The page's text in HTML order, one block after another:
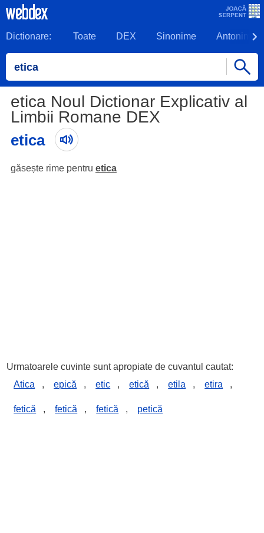
Dictionare: Toate DEX Sinonime Antonime
etica Noul Dictionar Explicativ al
Limbii Romane DEX
etica
găsește rime pentru etica
Urmatoarele cuvinte sunt apropiate de cuvantul cautat:
Atica
, epică , etic , etică , etila , etira ,
fetică , fetică , fetică , petică